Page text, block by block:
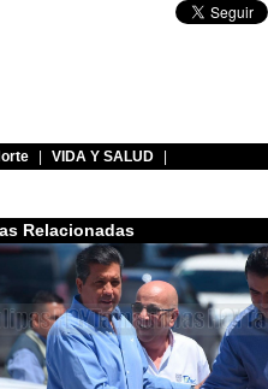
VIDA Y SALUD
Relacionadas